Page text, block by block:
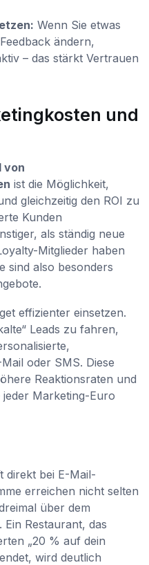
Wenn Sie etwas
ändern,
– das stärkt Vertrauen
und
von
ist die Möglichkeit,
gleichzeitig den ROI zu
Kunden
als ständig neue
Mitglieder haben
sind also besonders
effizienter einsetzen.
Leads zu fahren,
oder SMS. Diese
Reaktionsraten und
Marketing-Euro
direkt bei E-Mail-
erreichen nicht selten
über dem
Restaurant, das
„20 % auf dein
wird deutlich